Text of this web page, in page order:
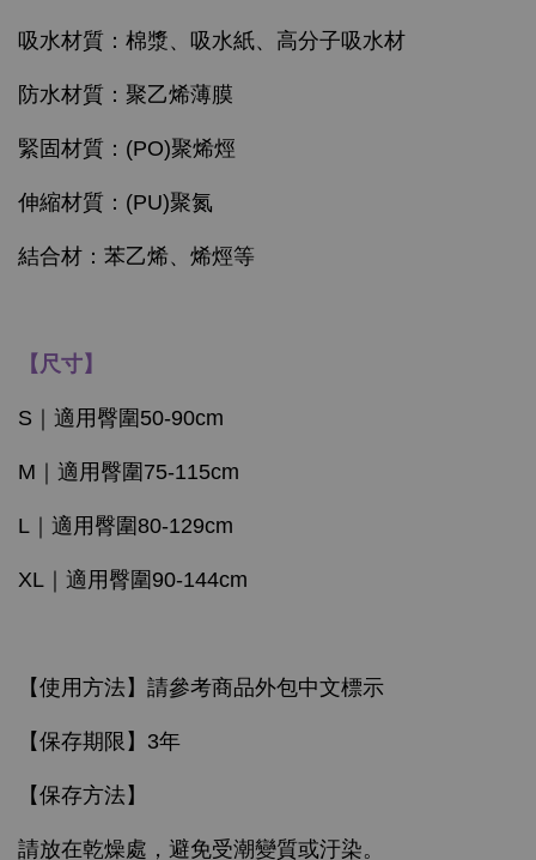
吸水材質：棉漿、吸水紙、高分子吸水材
防水材質：聚乙烯薄膜
緊固材質：(PO)聚烯烴
伸縮材質：(PU)聚氮
結合材：苯乙烯、烯烴等
【尺寸】
S｜適用臀圍50-90cm
M｜適用臀圍75-115cm
L｜適用臀圍80-129cm
XL｜適用臀圍90-144cm
【使用方法】請參考商品外包中文標示
【保存期限】3年
【保存方法】
請放在乾燥處，避免受潮變質或汙染。